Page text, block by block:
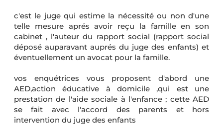
c'est le juge qui estime la nécessité ou non d'une
telle mesure aprés avoir reçu la famille en son
cabinet , l'auteur du rapport social (rapport social
déposé auparavant auprés du juge des enfants) et
éventuellement un avocat pour la famille.
vos enquétrices vous proposent d'abord une
AED,action éducative à domicile ,qui est une
prestation de l'aide sociale à l'enfance ; cette AED
se fait avec l'accord des parents et hors
intervention du juge des enfants